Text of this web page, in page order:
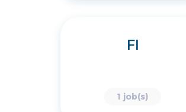
FI
1 job(s)